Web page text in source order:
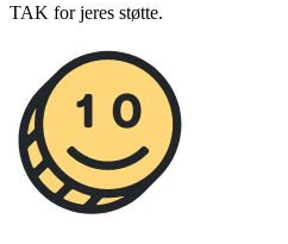
TAK for jeres støtte.